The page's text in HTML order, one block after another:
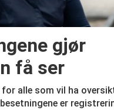
gjør
få ser
alle som vil ha
er